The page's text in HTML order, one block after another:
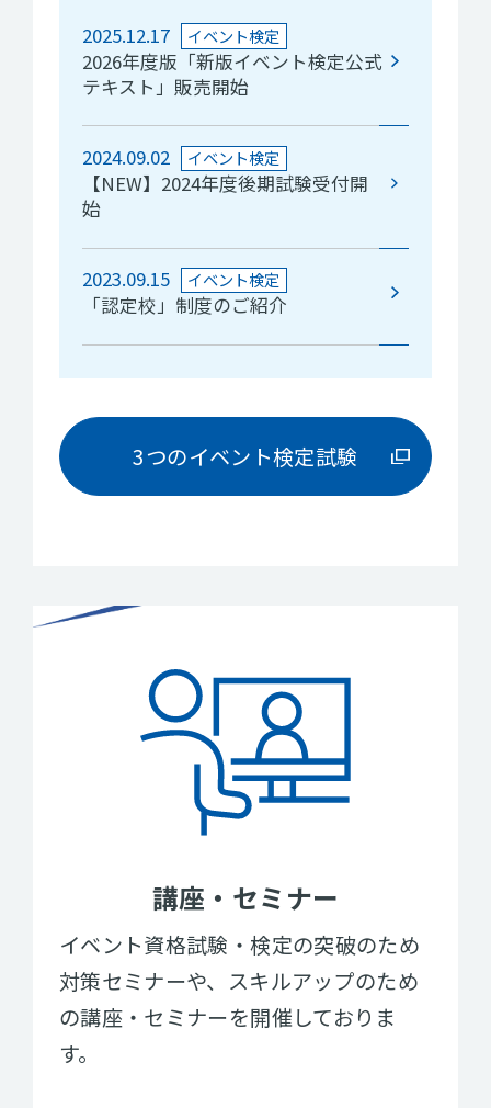
2025.12.17 イベント検定
2026年度版「新版イベント検定公式
テキスト」販売開始
2024.09.02 イベント検定
【NEW】2024年度後期試験受付開
始
2023.09.15 イベント検定
「認定校」制度のご紹介
3つのイベント検定試験
講座・セミナー
イベント資格試験・検定の突破のため
対策セミナーや、スキルアップのため
の講座・セミナーを開催しておりま
す。